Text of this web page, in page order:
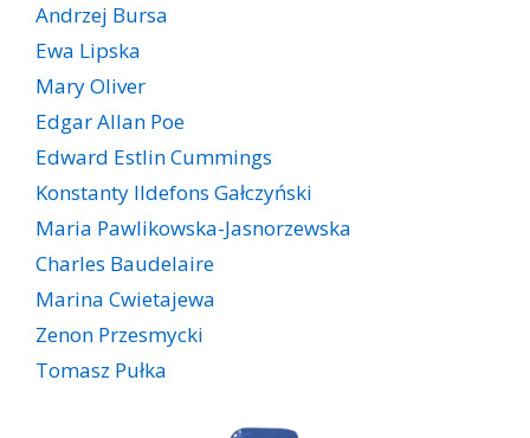
Andrzej Bursa
Ewa Lipska
Mary Oliver
Edgar Allan Poe
Edward Estlin Cummings
Konstanty Ildefons Gałczyński
Maria Pawlikowska-Jasnorzewska
Charles Baudelaire
Marina Cwietajewa
Zenon Przesmycki
Tomasz Pułka